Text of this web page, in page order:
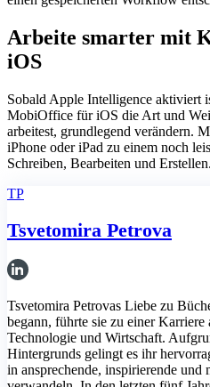
Arbeite smarter mit
iOS
Sobald Apple Intelligence aktiviert
MobiOffice für iOS die Art und
arbeitest, grundlegend verändern.
iPhone oder iPad zu einem noch
Schreiben, Bearbeiten und Erstellen.
TP
Tsvetomira Petrova
Tsvetomira Petrovas Liebe zu
begann, führte sie zu einer
Technologie und Wirtschaft.
Hintergrunds gelingt es ihr
in ansprechende, inspirierende und